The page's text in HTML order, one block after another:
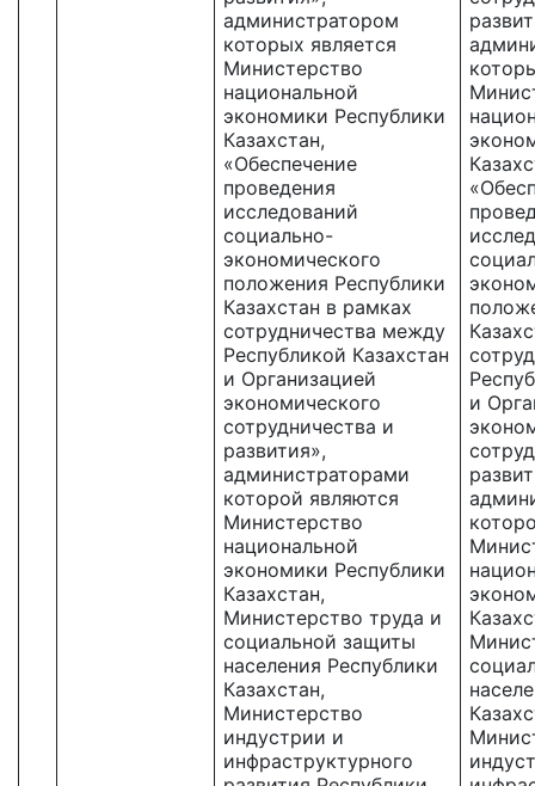
администратором
которых является
Министерство
национальной
экономики Республики
Казахстан,
«Обеспечение
проведения
исследований
социально-
экономического
положения Республики
Казахстан в рамках
сотрудничества между
Республикой Казахстан
и Организацией
экономического
сотрудничества и
развития»,
администраторами
которой являются
Министерство
национальной
экономики Республики
Казахстан,
Министерство труда и
социальной защиты
населения Республики
Казахстан,
Министерство
индустрии и
инфраструктурного
и